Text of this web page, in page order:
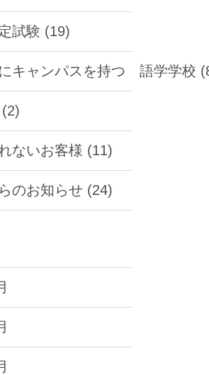
試験 (19)
キャンパスを持つ 語学学校
ないお客様 (11)
のお知らせ (24)